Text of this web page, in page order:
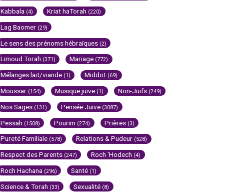
Kabbala (4) Kriat haTorah (220)
Lag Baomer (29)
Le sens des prénoms hébraïques (2)
Limoud Torah (371) Mariage (772)
Mélanges lait/viande (1) Middot (69)
Moussar (154) Musique juive (1) Non-Juifs (249)
Nos Sages (131) Pensée Juive (3087)
Pessah (1508) Pourim (274) Prières (3)
Pureté Familiale (578) Relations & Pudeur (528)
Respect des Parents (247) Roch 'Hodech (4)
Roch Hachana (296) Santé (1)
Science & Torah (33) Sexualité (8)